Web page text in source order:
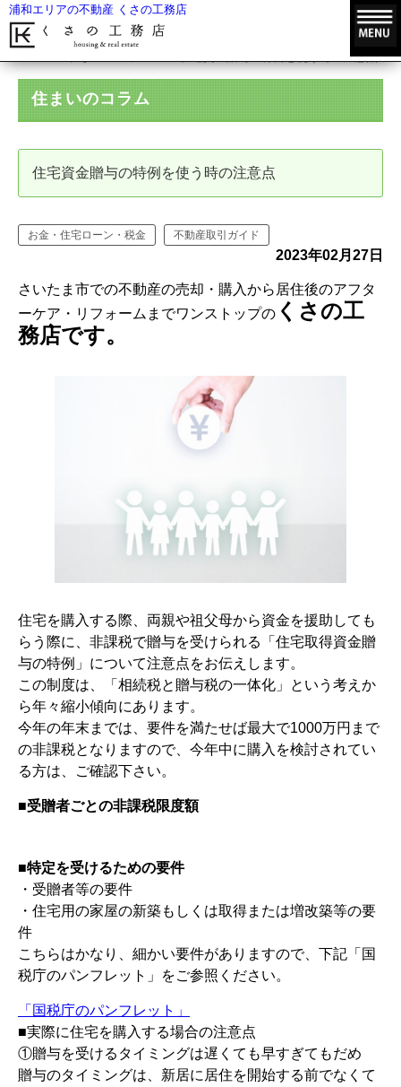
浦和エリアの不動産 くさの工務店
住宅資金贈与の特例を使う時の注意点
住まいのコラム
住宅資金贈与の特例を使う時の注意点
お金・住宅ローン・税金 不動産取引ガイド
2023年02月27日
さいたま市での不動産の売却・購入から居住後のアフタ
ーケア・リフォームまでワンストップの くさの工
務店です。
住宅を購入する際、両親や祖父母から資金を援助しても
らう際に、非課税で贈与を受けられる「住宅取得資金贈
与の特例」について注意点をお伝えします。
この制度は、「相続税と贈与税の一体化」という考えか
ら年々縮小傾向にあります。
今年の年末までは、要件を満たせば最大で1000万円まで
の非課税となりますので、今年中に購入を検討されてい
る方は、ご確認下さい。
■受贈者ごとの非課税限度額
■特定を受けるための要件
・受贈者等の要件
・住宅用の家屋の新築もしくは取得または増改築等の要
件
こちらはかなり、細かい要件がありますので、下記「国
税庁のパンフレット」をご参照ください。
「国税庁のパンフレット」
■実際に住宅を購入する場合の注意点
①贈与を受けるタイミングは遅くても早すぎてもだめ
贈与のタイミングは、新居に居住を開始する前でなくて